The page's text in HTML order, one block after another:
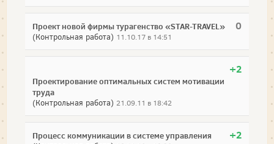
0
Проект новой фирмы турагенство «STAR-TRAVEL»
(Контрольная работа) 11.10.17 в 14:51
+2
Проектирование оптимальных систем мотивации
труда
(Контрольная работа) 21.09.11 в 18:42
+2
Процесс коммуникации в системе управления